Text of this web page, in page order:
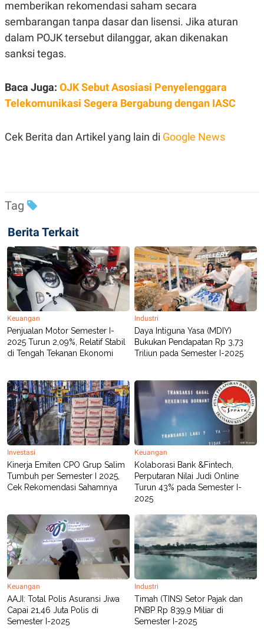
C
A
D
M
Y
L
E
A
E
.
I
L
A
N
N
K
K
I
N
J
A
P
P
E
R
D
E
R
T
I
S
I
N
G
K
G
M
I
A
.
I
D
SITEMAPPROFILETERM
OF
USE
SIBER
PRIVACY
POLICY
memberikan rekomendasi saham secara
sembarangan tanpa dasar dan lisensi. Jika aturan
dalam POJK tersebut dilanggar, akan dikenakan
sanksi tegas.
Baca Juga: OJK Sebut Asosiasi Penyelenggara
Telekomunikasi Segera Bergabung dengan IASC
Cek Berita dan Artikel yang lain di Google News
Tag
Berita Terkait
Keuangan
Penjualan Motor Semester I-
2025 Turun 2,09%, Relatif Stabil
di Tengah Tekanan Ekonomi
Industri
Daya Intiguna Yasa (MDIY)
Bukukan Pendapatan Rp 3,73
Triliun pada Semester I-2025
Investasi
Kinerja Emiten CPO Grup Salim
Tumbuh per Semester I 2025,
Cek Rekomendasi Sahamnya
Keuangan
Kolaborasi Bank &Fintech,
Perputaran Nilai Judi Online
Turun 43% pada Semester I-
2025
Keuangan
AAJI: Total Polis Asuransi Jiwa
Capai 21,46 Juta Polis di
Semester I-2025
Industri
Timah (TINS) Setor Pajak dan
PNBP Rp 839,9 Miliar di
Semester I-2025